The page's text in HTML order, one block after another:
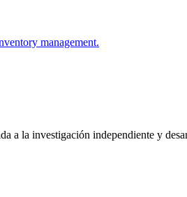
management.
a la investigación independiente y